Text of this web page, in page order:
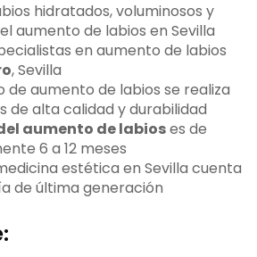
hidratados, voluminosos y
aumento de labios en Sevilla
en aumento de labios
, Sevilla
de aumento de labios se realiza
de alta calidad y durabilidad
aumento de labioses de
6 a 12 meses
estética en Sevilla cuenta
de última generación